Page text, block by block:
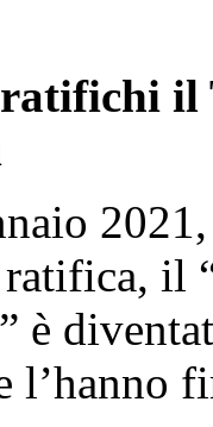
il
ratifica, il
è
l’hanno